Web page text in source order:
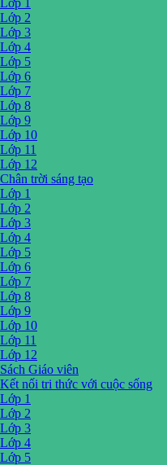
Lớp 1
Lớp 2
Lớp 3
Lớp 4
Lớp 5
Lớp 6
Lớp 7
Lớp 8
Lớp 9
Lớp 10
Lớp 11
Lớp 12
Chân trời sáng tạo
Lớp 1
Lớp 2
Lớp 3
Lớp 4
Lớp 5
Lớp 6
Lớp 7
Lớp 8
Lớp 9
Lớp 10
Lớp 11
Lớp 12
Sách Giáo viên
Kết nối tri thức với cuộc sống
Lớp 1
Lớp 2
Lớp 3
Lớp 4
Lớp 5